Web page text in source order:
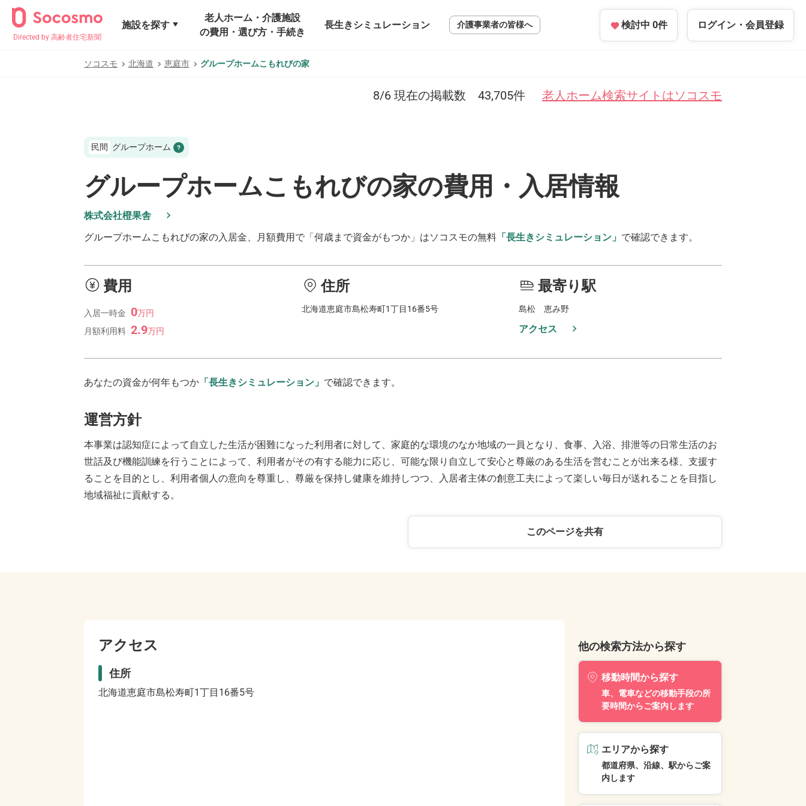
Directed by 高齢者住宅新聞
施設を探す
老人ホーム・介護施設
の費用・選び方・手続き
長生きシミュレーション 介護事業者の皆様へ 検討中 0件 ログイン・ 会員登録
ソコスモ 北海道 恵庭市 グループホームこもれびの家
8/6 現在の掲載数 43,705件 老人ホーム検索サイトはソコスモ
民間 グループホーム
グループホームこもれびの家の費用・入居情報
株式会社橙果舎
グループホームこもれびの家の入居金、月額費用で「何歳まで資金がもつか」はソコスモの無料 「長生きシミュレーション」 で確認できます。
費用
入居一時金 0万円
月額利用料 2.9万円
住所
北海道恵庭市島松寿町1丁目16番5号
最寄り駅
島松 恵み野
アクセス
あなたの資金が何年もつか 「長生きシミュレーション」 で確認できます。
運営方針
本事業は認知症によって自立した生活が困難になった利用者に対して、家庭的な環境のなか地域の一員となり、食事、入浴、排泄等の日常生活のお
世話及び機能訓練を行うことによって、利用者がその有する能力に応じ、可能な限り自立して安心と尊厳のある生活を営むことが出来る様、支援す
ることを目的とし、利用者個人の意向を尊重し、尊厳を保持し健康を維持しつつ、入居者主体の創意工夫によって楽しい毎日が送れることを目指し
地域福祉に貢献する。
このページを共有
アクセス
住所
北海道恵庭市島松寿町1丁目16番5号
他の検索方法から探す
移動時間から探す
車、電車などの移動手段の所
要時間からご案内します
エリアから探す
都道府県、沿線、駅からご案
内します